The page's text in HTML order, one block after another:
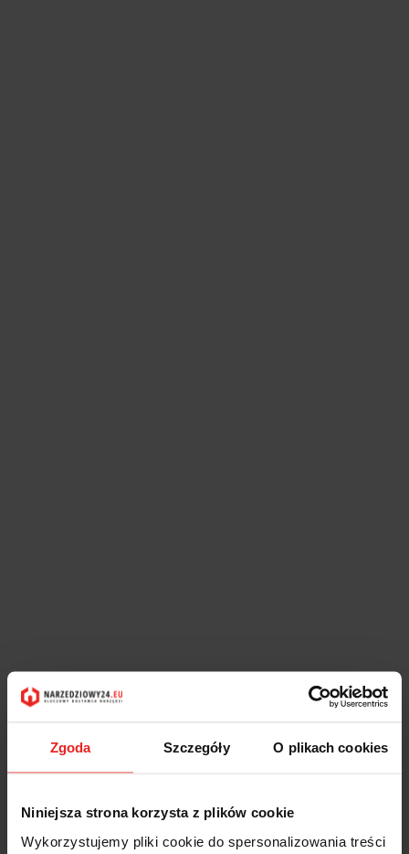
Zgoda Szczegóły O plikach cookies
Niniejsza strona korzysta z plików cookie
Wykorzystujemy pliki cookie do spersonalizowania treści